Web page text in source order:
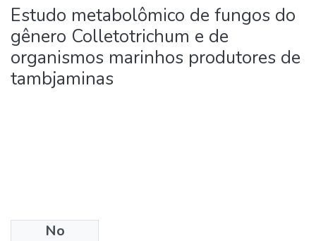
Statistics
Estudo metabolômico de fungos do
gênero Colletotrichum e de
organismos marinhos produtores de
tambjaminas
No